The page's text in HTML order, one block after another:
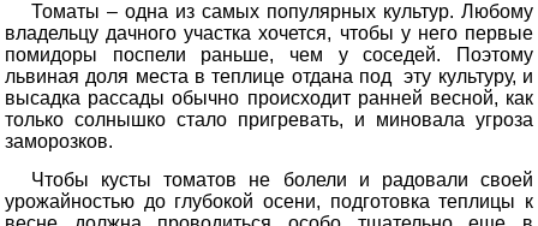
Томаты – одна из самых популярных культур. Любому
владельцу дачного участка хочется, чтобы у него первые
помидоры поспели раньше, чем у соседей. Поэтому
львиная доля места в теплице отдана под эту культуру, и
высадка рассады обычно происходит ранней весной, как
только солнышко стало пригревать, и миновала угроза
заморозков.
Чтобы кусты томатов не болели и радовали своей
урожайностью до глубокой осени, подготовка теплицы к